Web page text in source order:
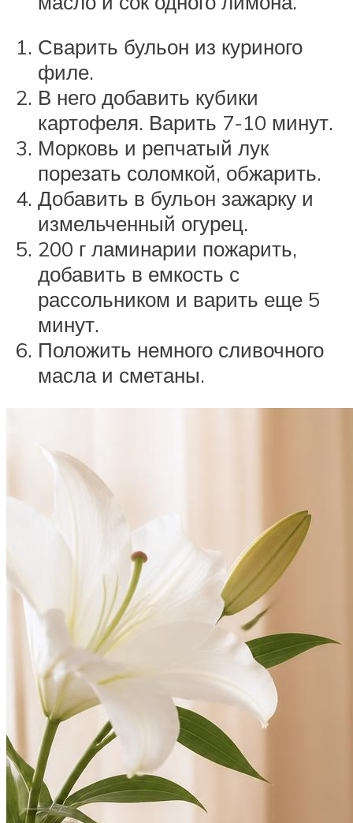
Сварить бульон из куриного
филе.
В него добавить кубики
картофеля. Варить 7-10 минут.
Морковь и репчатый лук
порезать соломкой, обжарить.
Добавить в бульон зажарку и
измельченный огурец.
200 г ламинарии пожарить,
добавить в емкость с
рассольником и варить еще 5
минут.
Положить немного сливочного
масла и сметаны.